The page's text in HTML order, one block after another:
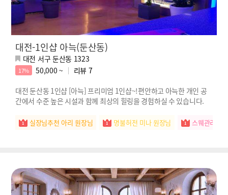
대전-1인샵 아늑(둔산동)
대전 서구 둔산동 1323
17% 50,000 ~ 리뷰 7
대전 둔산동 1인샵 [아늑] 프리미엄 1인샵~!편안하고 아늑한 개인 공
간에서 수준 높은 시설과 함께 최상의 힐링을 경험하실 수 있습니다.
실장님추천 아리 원장님 명불허전 미나 원장님 스웨관리짱